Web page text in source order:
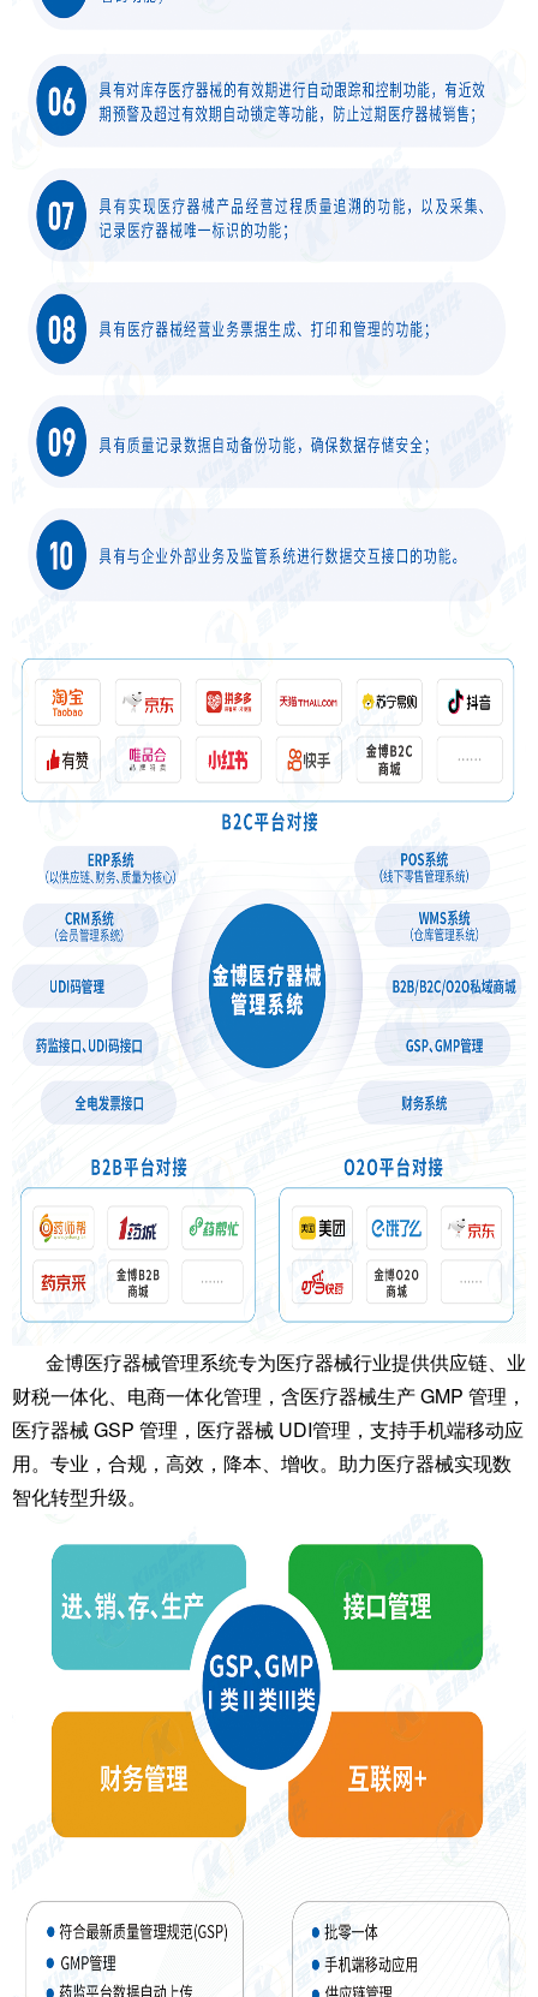
金博医疗器械管理系统专为医疗器械行业提供供应链、业
财税一体化、电商一体化管理，含医疗器械生产 GMP 管理，
医疗器械 GSP 管理，医疗器械 UDI管理，支持手机端移动应
用。专业，合规，高效，降本、增收。助力医疗器械实现数
智化转型升级。